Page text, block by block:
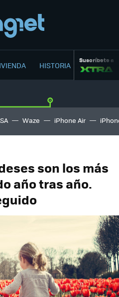
HISTORIA Suscríbete a
Waze iPhone Air
son los más
año tras año.